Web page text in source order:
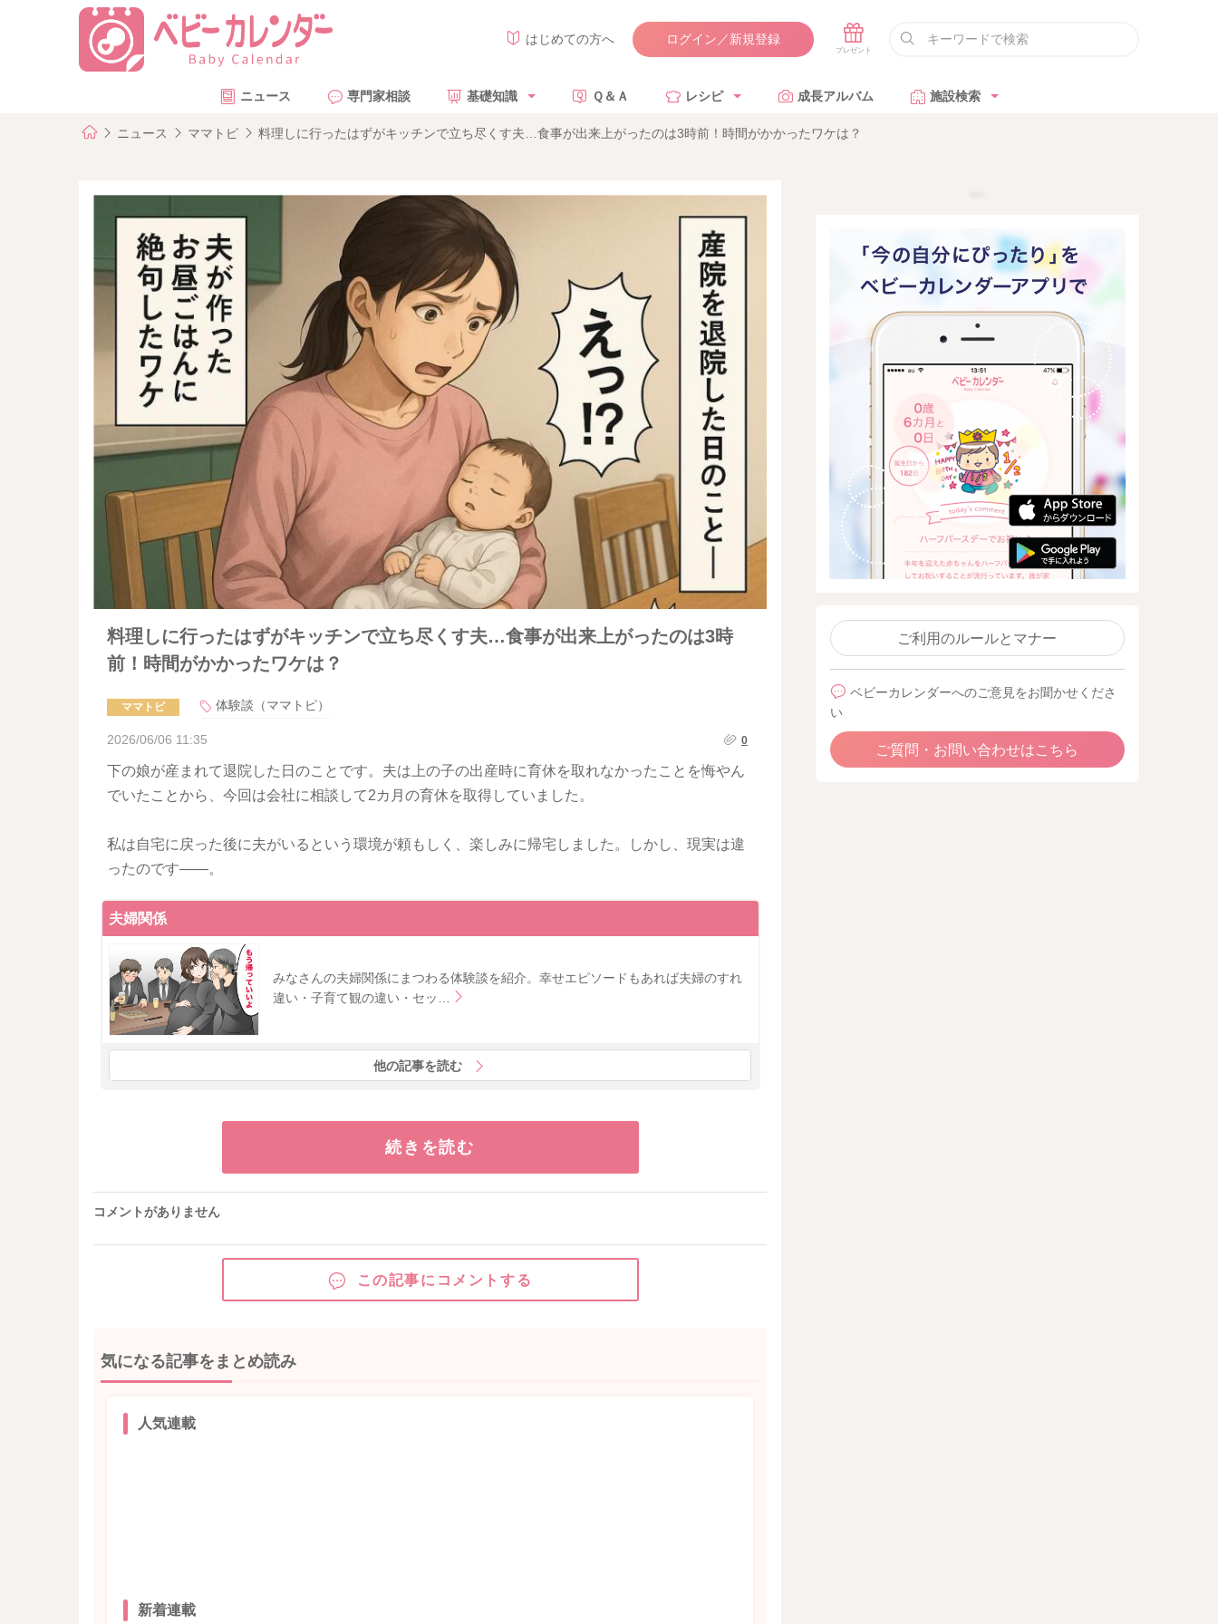
はじめての方へ ログイン／新規登録
ニュース 専門家相談 基礎知識 Ｑ＆Ａ レシピ 成長アルバム 施設検索
ニュース ママトピ 料理しに行ったはずがキッチンで立ち尽くす夫…食事が出来上がったのは3時前！時間がかかったワケは？
料理しに行ったはずがキッチンで立ち尽くす夫…食事が出来上がったのは3時
前！時間がかかったワケは？
ママトピ 体験談（ママトピ）
2026/06/06 11:35 0
下の娘が産まれて退院した日のことです。夫は上の子の出産時に育休を取れなかったことを悔やん
でいたことから、今回は会社に相談して2カ月の育休を取得していました。
私は自宅に戻った後に夫がいるという環境が頼もしく、楽しみに帰宅しました。しかし、現実は違
ったのです――。
夫婦関係
みなさんの夫婦関係にまつわる体験談を紹介。幸せエピソードもあれば夫婦のすれ
違い・子育て観の違い・セッ…
他の記事を読む
続きを読む
コメントがありません
この記事にコメントする
気になる記事をまとめ読み
人気連載
新着連載
ご利用のルールとマナー
ベビーカレンダーへのご意見をお聞かせくださ
い
ご質問・お問い合わせはこちら